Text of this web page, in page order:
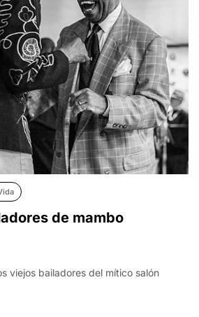
de mambo
viejos bailadores del mítico salón